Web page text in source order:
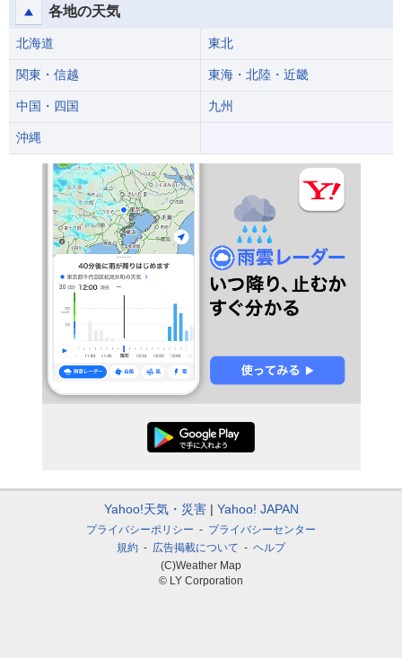
各地の天気
北海道 東北
関東・信越 東海・北陸・近畿
中国・四国 九州
沖縄
Yahoo!天気・災害 Yahoo! JAPAN
プライバシーポリシー
プライバシーセンター
規約
広告掲載について
ヘルプ
(C)Weather Map
© LY Corporation